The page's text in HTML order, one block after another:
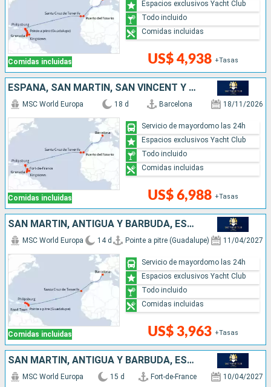
Comidas incluidas US$ 4,938 +Tasas
Espacios exclusivos Yacht Club
Todo incluido
Comidas incluidas
ESPAÑA, SAN MARTÍN, SAN VINCENT Y LAS GRANADINAS, BARBADOS, GRENADA
Comidas incluidas
MSC World Europa 18 d Barcelona 18/11/2026
US$ 6,988 +Tasas
Servicio de mayordomo las 24h
Espacios exclusivos Yacht Club
Todo incluido
Comidas incluidas
SAN MARTÍN, ANTIGUA Y BARBUDA, ESPAÑA
Comidas incluidas
MSC World Europa 14 d Pointe a pitre (Guadalupe) 11/04/2027
US$ 3,963 +Tasas
Servicio de mayordomo las 24h
Espacios exclusivos Yacht Club
Todo incluido
Comidas incluidas
SAN MARTÍN, ANTIGUA Y BARBUDA, ESPAÑA
MSC World Europa 15 d Fort-de-France 10/04/2027